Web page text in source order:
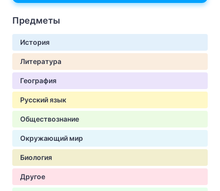
Предметы
История
Литература
География
Русский язык
Обществознание
Окружающий мир
Биология
Другое